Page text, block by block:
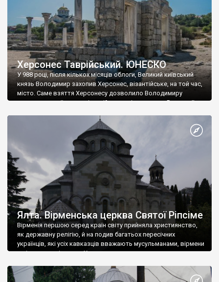
Херсонес Таврійський. ЮНЕСКО
У 988 році, після кількох місяців облоги, Великий київський
князь Володимир захопив Херсонес, візантійське, на той час,
місто. Саме взяття Херсонесу дозволило Володимиру
диктувати свої умови візантійському імператору Василю ІІ, та
Херсонесі Володимир-язичник, став Василем-християнином.
А потім було Хрещення Русі. На честь Херсонесу Таврійського
Ялта. Вірменська церква Святої Ріпсіме
Вірменія першою серед країн світу прийняла християнство,
як державну релігію, й на подив багатьох пересічних
українців, які усіх кавказців вважають мусульманами, вірмени
є відданими вірянами Христа